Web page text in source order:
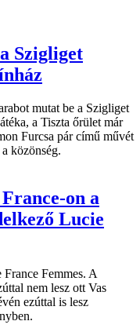
Szigliget
mutat be a Szigliget
a Tiszta őrület már
Furcsa pár című művét
közönség.
on a
Lucie
Femmes. A
nem lesz ott Vas
ezúttal is lesz